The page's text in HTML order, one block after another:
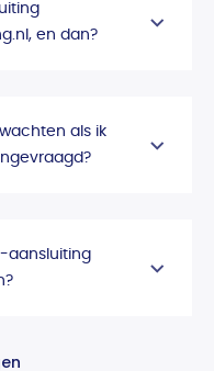
en dan?
als ik
aansluiting